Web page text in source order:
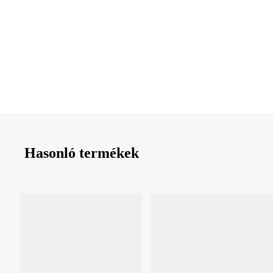
Hasonló termékek